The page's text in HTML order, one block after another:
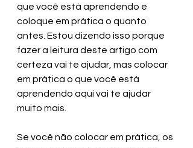
que você está aprendendo e
coloque em prática o quanto
antes. Estou dizendo isso porque
fazer a leitura deste artigo com
certeza vai te ajudar, mas colocar
em prática o que você está
aprendendo aqui vai te ajudar
muito mais.
Se você não colocar em prática, os